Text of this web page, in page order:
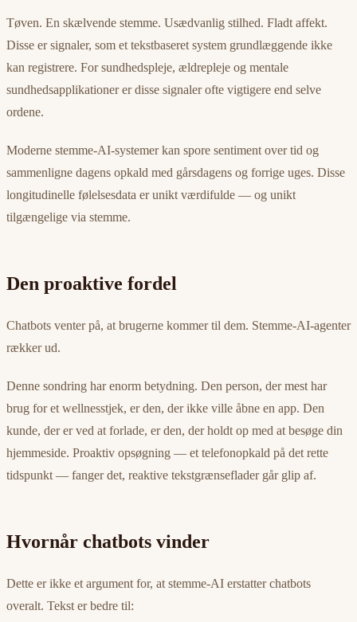
Tøven. En skælvende stemme. Usædvanlig stilhed. Fladt affekt.
Disse er signaler, som et tekstbaseret system grundlæggende ikke
kan registrere. For sundhedspleje, ældrepleje og mentale
sundhedsapplikationer er disse signaler ofte vigtigere end selve
ordene.
Moderne stemme-AI-systemer kan spore sentiment over tid og
sammenligne dagens opkald med gårsdagens og forrige uges. Disse
longitudinelle følelsesdata er unikt værdifulde — og unikt
tilgængelige via stemme.
Den proaktive fordel
Chatbots venter på, at brugerne kommer til dem. Stemme-AI-agenter
rækker ud.
Denne sondring har enorm betydning. Den person, der mest har
brug for et wellnesstjek, er den, der ikke ville åbne en app. Den
kunde, der er ved at forlade, er den, der holdt op med at besøge din
hjemmeside. Proaktiv opsøgning — et telefonopkald på det rette
tidspunkt — fanger det, reaktive tekstgrænseflader går glip af.
Hvornår chatbots vinder
Dette er ikke et argument for, at stemme-AI erstatter chatbots
overalt. Tekst er bedre til: